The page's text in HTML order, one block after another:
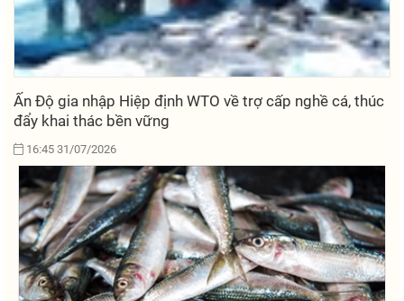
Ấn Độ gia nhập Hiệp định WTO về trợ cấp nghề cá, thúc
đẩy khai thác bền vững
16:45 31/07/2026